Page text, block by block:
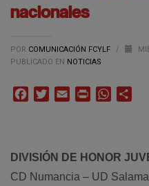
nacionales
POR COMUNICACIÓN FCYLF /
PUBLICADO EN NOTICIAS
FacebookTwitterEmail Print
DIVISIÓN DE HONOR
CD Numancia – UD